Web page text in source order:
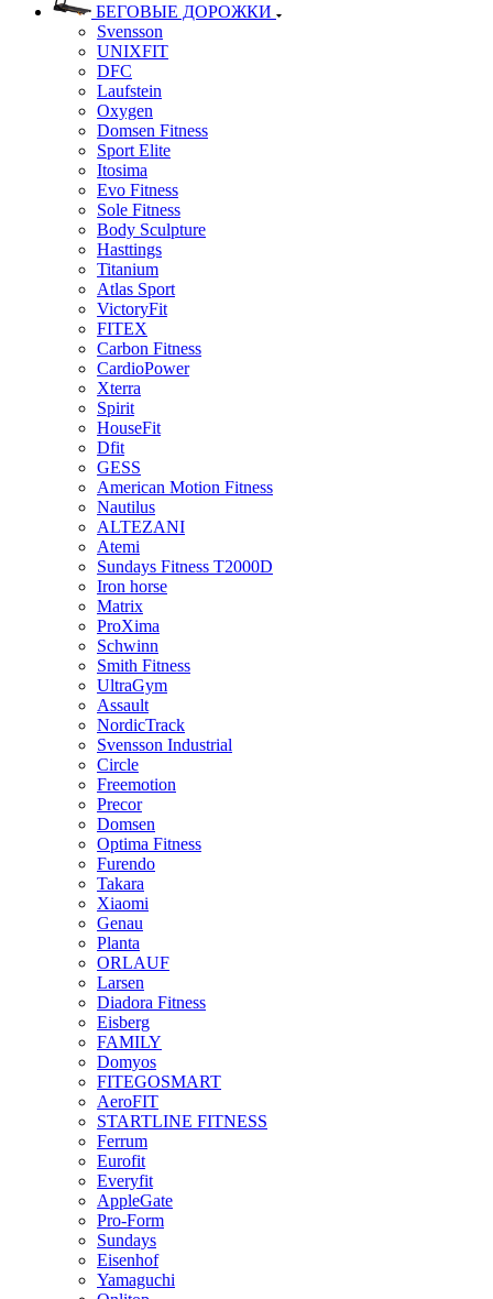
БЕГОВЫЕ ДОРОЖКИ
Svensson
UNIXFIT
DFC
Laufstein
Oxygen
Domsen Fitness
Sport Elite
Itosima
Evo Fitness
Sole Fitness
Body Sculpture
Hasttings
Titanium
Atlas Sport
VictoryFit
FITEX
Carbon Fitness
CardioPower
Xterra
Spirit
HouseFit
Dfit
GESS
American Motion Fitness
Nautilus
ALTEZANI
Atemi
Sundays Fitness T2000D
Iron horse
Matrix
ProXima
Schwinn
Smith Fitness
UltraGym
Assault
NordicTrack
Svensson Industrial
Circle
Freemotion
Precor
Domsen
Optima Fitness
Furendo
Takara
Xiaomi
Genau
Planta
ORLAUF
Larsen
Diadora Fitness
Eisberg
FAMILY
Domyos
FITEGOSMART
AeroFIT
STARTLINE FITNESS
Ferrum
Eurofit
Everyfit
AppleGate
Pro-Form
Sundays
Eisenhof
Yamaguchi